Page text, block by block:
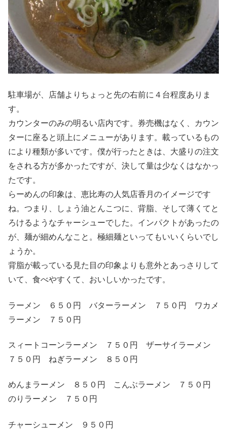
駐車場が、店舗よりちょっと先の右前に４台程度ありま
す。
カウンターのみの明るい店内です。券売機はなく、カウン
ターに座ると頭上にメニューがあります。載っているもの
により種類が多いです。僕が行ったときは、大盛りの注文
をされる方が多かったですが、決して量は少なくはなかっ
たです。
らーめんの印象は、恵比寿の人気店香月のイメージです
ね。つまり、しょう油とんこつに、背脂、そして薄くてと
ろけるようなチャーシューでした。インパクトがあったの
が、麺が細めんなこと。極細麺といってもいいくらいでし
ょうか。
背脂が載っている見た目の印象よりも意外とあっさりして
いて、食べやすくて、おいしいかったです。
ラーメン ６５０円 バターラーメン ７５０円 ワカメ
ラーメン ７５０円
スィートコーンラーメン ７５０円 ザーサイラーメン
７５０円 ねぎラーメン ８５０円
めんまラーメン ８５０円 こんぶラーメン ７５０円
のりラーメン ７５０円
チャーシューメン ９５０円